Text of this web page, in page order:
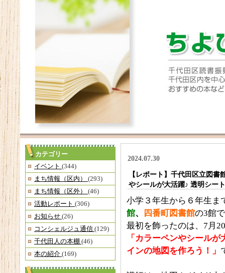
カテゴリー
イベント (344)
まち情報（区内） (293)
まち情報（区外） (46)
活動レポート (306)
お知らせ (26)
コンシェルジュ通信 (129)
千代田人の本棚 (46)
本の紹介 (169)
2024.07.30
【レポート】千代田区立図
やシールが大活躍♪ 透明シー
小学３年生から６年生ま
館、 四番町図書館の3館
最初を飾ったのは、7月
「カラーペンやシール
インの地図を作ろう！」